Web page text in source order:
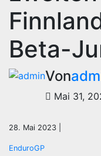
Beta-
Von
Mai 31,
28. Mai 2023 |
EnduroGP